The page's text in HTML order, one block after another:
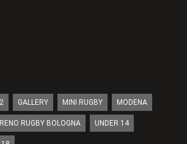
GALLERY MINI RUGBY MODENA
RENO RUGBY BOLOGNA UNDER 14